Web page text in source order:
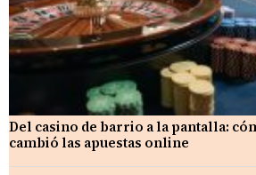
Del casino de barrio a la pantalla:
cambió las apuestas online